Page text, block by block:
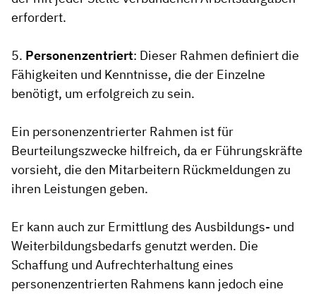
erfordert.
5. Personenzentriert: Dieser Rahmen definiert die
Fähigkeiten und Kenntnisse, die der Einzelne
benötigt, um erfolgreich zu sein.
Ein personenzentrierter Rahmen ist für
Beurteilungszwecke hilfreich, da er Führungskräfte
vorsieht, die den Mitarbeitern Rückmeldungen zu
ihren Leistungen geben.
Er kann auch zur Ermittlung des Ausbildungs- und
Weiterbildungsbedarfs genutzt werden. Die
Schaffung und Aufrechterhaltung eines
personenzentrierten Rahmens kann jedoch eine